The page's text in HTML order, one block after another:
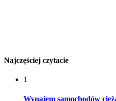
Najczęściej czytacie
1
Wynajem samochodów